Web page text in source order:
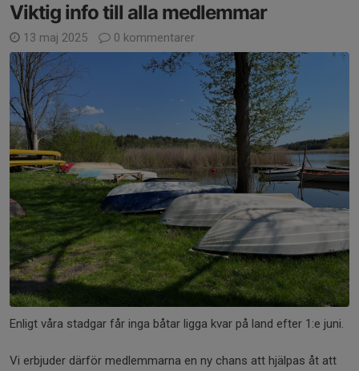
Viktig info till alla medlemmar
13 maj 2025 0 kommentarer
Enligt våra stadgar får inga båtar ligga kvar på land efter 1:e juni.
Vi erbjuder därför medlemmarna en ny chans att hjälpas åt att